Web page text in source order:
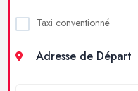
Taxi conventionné
Adresse de Départ